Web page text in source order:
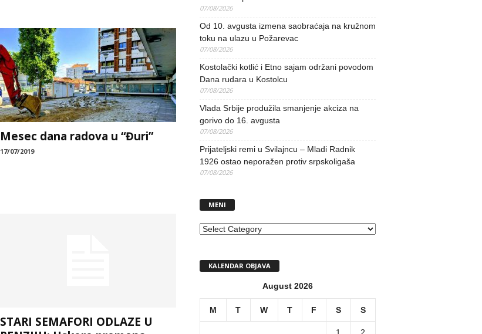
Mesec dana radova u “Đuri”
17/07/2019
STARI SEMAFORI ODLAZE U
07/08/2026
Od 10. avgusta izmena saobraćaja na kružnom
toku na ulazu u Požarevac
07/08/2026
Kostolački kotlić i Etno sajam održani povodom
Dana rudara u Kostolcu
07/08/2026
Vlada Srbije produžila smanjenje akciza na
gorivo do 16. avgusta
07/08/2026
Prijateljski remi u Svilajncu – Mladi Radnik
1926 ostao neporažen protiv srpskoligaša
07/08/2026
MENI
MENI
KALENDAR OBJAVA
August 2026
M T W T F S S
1 2